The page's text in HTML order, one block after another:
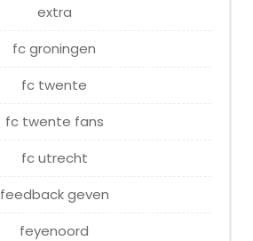
extra
fc groningen
fc twente
fc twente fans
fc utrecht
feedback geven
feyenoord